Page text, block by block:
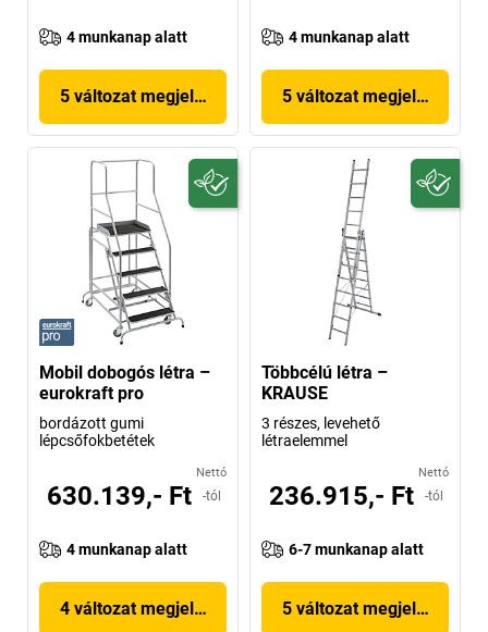
4 munkanap alatt
5 változat megjelenítése
4 munkanap alatt
5 változat megjelenítése
Mobil dobogós létra –
eurokraft pro
bordázott gumi
lépcsőfokbetétek
Nettó
630.139,- Ft -tól
4 munkanap alatt
4 változat megjelenítése
Többcélú létra –
KRAUSE
3 részes, levehető
létraelemmel
Nettó
236.915,- Ft -tól
6-7 munkanap alatt
5 változat megjelenítése